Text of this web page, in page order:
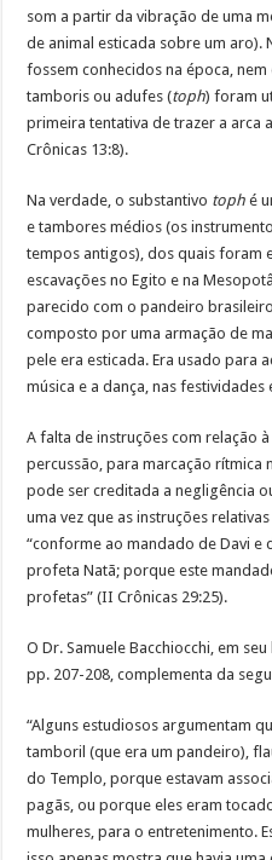
som a partir da vibração de uma
de animal esticada sobre um aro).
fossem conhecidos na época,
tamboris ou adufes (toph) foram
primeira tentativa de trazer a arca
Crônicas 13:8).
Na verdade, o substantivo toph é
e tambores médios (os
tempos antigos), dos quais foram
escavações no Egito e na
parecido com o pandeiro
composto por uma armação de
pele era esticada. Era usado para
música e a dança, nas festividades
A falta de instruções com relação
percussão, para marcação rítmica
pode ser creditada a negligência
uma vez que as instruções
“conforme ao mandado de Davi e
profeta Natã; porque este
profetas” (II Crônicas 29:25).
O Dr. Samuele Bacchiocchi, em seu
pp. 207-208, complementa da
“Alguns estudiosos argumentam
tamboril (que era um pandeiro),
do Templo, porque estavam
pagãs, ou porque eles eram
mulheres, para o entretenimento.